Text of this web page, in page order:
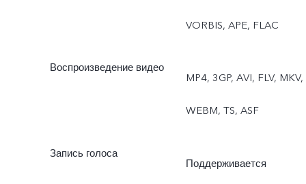
VORBIS, APE, FLAC
Воспроизведение видео
MP4, 3GP, AVI, FLV, MKV,
WEBM, TS, ASF
Запись голоса
Поддерживается